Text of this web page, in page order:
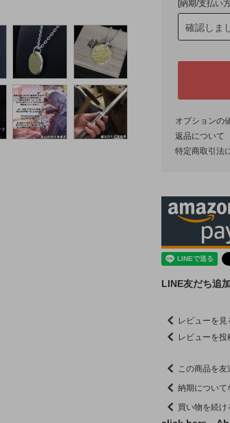
[納期/支払い
オプションの
返品について
特定商取引法
LINE友だち追
レビューを見
レビューを投
この商品を友
納期について
買い物を続け